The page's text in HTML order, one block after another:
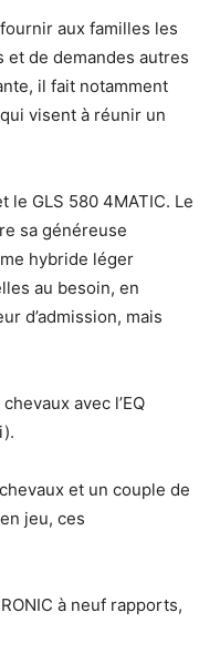
aux familles les
de demandes autres
il fait notamment
visent à réunir un
le GLS 580 4MATIC. Le
sa généreuse
hybride léger
au besoin, en
d’admission, mais
avec l’EQ
et un couple de
jeu, ces
à neuf rapports,